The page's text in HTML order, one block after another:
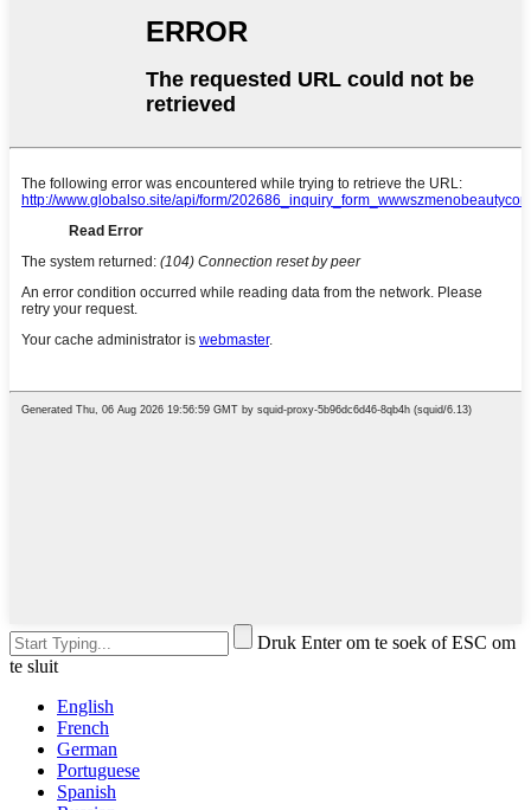
Druk Enter om te soek of ESC om
te sluit
English
French
German
Portuguese
Spanish